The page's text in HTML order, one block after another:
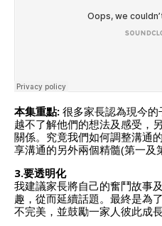
本集重點: 很多家長認為現今
越不了解他們的想法及感受，
關係。究竟我們如何調整溝通
享溝通的另外兩個精髓(第一及
3.要透明化
我建議家長將自己的奮鬥故事
趣，從而延續話題。最終是為
不完美，並鼓勵一家人彼此成長